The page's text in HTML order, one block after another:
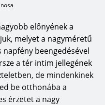
előnyének a
melyet a nagyméretű
beengedésével
a tér intim jellegének
de mindenkinek
be otthonába a
érzetet a nagy